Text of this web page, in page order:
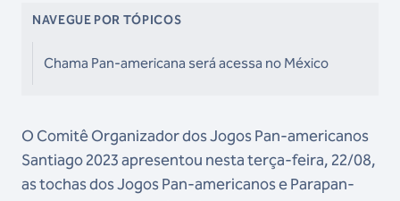
NAVEGUE POR TÓPICOS
Chama Pan-americana será acessa no México
O Comitê Organizador dos Jogos Pan-americanos
Santiago 2023 apresentou nesta terça-feira, 22/08,
as tochas dos Jogos Pan-americanos e Parapan-